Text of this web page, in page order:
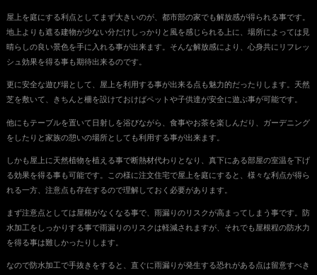
屋上を庭にする利点としてまず大きいのが、都市部の家でも解放感が得られる事です。
地上よりも遮る建物が少ない分だけしっかりと風を感じられる上に、場所によっては見
晴らしの良い景色を手に入れる事が出来ます。そんな解放感により、心身共にリフレッ
シュ効果を得る事も期待出来るのです。
更に安全な遊び場として、屋上を利用する事が出来る点も魅力的だったりします。天然
芝を敷いて、きちんと柵を設けておけばペットや子供達が安全に遊ぶ事が可能です。
他にもテーブルを置いて日射しを浴びながら、食事やお茶を楽しんだり、ガーデニング
をしたりと家族の憩いの場所としても利用する事が出来ます。
しかも屋上に天然植物を植える事で断熱材代わりとなり、真下にある部屋の室温を下げ
る効果を得る事も可能です。この様に注文住宅で屋上を庭にすると、様々な利点が得ら
れる一方、注意点も存在するので理解しておく必要があります。
まず注意点としては屋根がなくなる事で、雨漏りのリスクが高まってしまう事です。防
水加工をしっかりする事で雨漏りのリスクは軽減されますが、それでも屋根程の防水力
を得る事は難しかったりします。
なので防水加工で手抜きをすると、直ぐに雨漏りが発生する恐れがある点は留意すべき